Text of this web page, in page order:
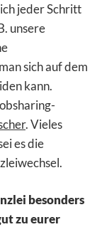
jeder Schritt
unsere
sich auf dem
kann.
. Vieles
es die
besonders
zu eurer